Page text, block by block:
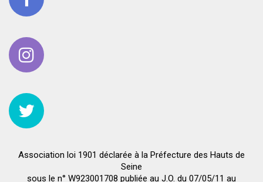
Association loi 1901 déclarée à la Préfecture des Hauts de
Seine
sous le n° W923001708 publiée au J.O. du 07/05/11 au